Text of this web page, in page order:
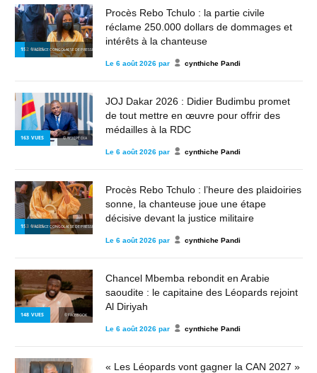
152 VUES
© AGENCE CONGOLAISE DE PRESSE
Procès Rebo Tchulo : la partie civile
réclame 250.000 dollars de dommages et
intérêts à la chanteuse
Le 6 août 2026 par cynthiche Pandi
163 VUES © WIKIPÉDIA
JOJ Dakar 2026 : Didier Budimbu promet
de tout mettre en œuvre pour offrir des
médailles à la RDC
Le 6 août 2026 par cynthiche Pandi
153 VUES
© AGENCE CONGOLAISE DE PRESSE
Procès Rebo Tchulo : l’heure des plaidoiries
sonne, la chanteuse joue une étape
décisive devant la justice militaire
Le 6 août 2026 par cynthiche Pandi
148 VUES © FACEBOOK
Chancel Mbemba rebondit en Arabie
saoudite : le capitaine des Léopards rejoint
Al Diriyah
Le 6 août 2026 par cynthiche Pandi
« Les Léopards vont gagner la CAN 2027 »